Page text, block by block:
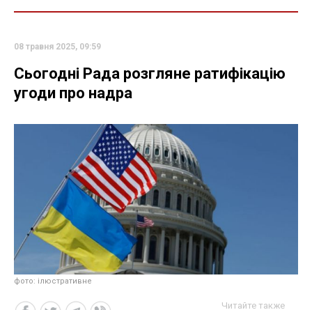
08 травня 2025, 09:59
Сьогодні Рада розгляне ратифікацію
угоди про надра
фото: ілюстративне
Читайте также